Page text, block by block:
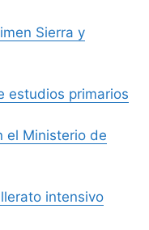
Sierra y
estudios primarios
el Ministerio de
intensivo